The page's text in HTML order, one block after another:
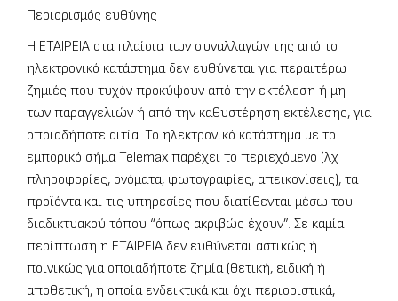
Περιορισμός ευθύνης
Η ΕΤΑΙΡΕΙΑ στα πλαίσια των συναλλαγών της από το
ηλεκτρονικό κατάστημα δεν ευθύνεται για περαιτέρω
ζημιές που τυχόν προκύψουν από την εκτέλεση ή μη
των παραγγελιών ή από την καθυστέρηση εκτέλεσης, για
οποιαδήποτε αιτία. Το ηλεκτρονικό κατάστημα με το
εμπορικό σήμα Telemax παρέχει το περιεχόμενο (λχ
πληροφορίες, ονόματα, φωτογραφίες, απεικονίσεις), τα
προϊόντα και τις υπηρεσίες που διατίθενται μέσω του
διαδικτυακού τόπου “όπως ακριβώς έχουν”. Σε καμία
περίπτωση η ΕΤΑΙΡΕΙΑ δεν ευθύνεται αστικώς ή
ποινικώς για οποιαδήποτε ζημία (θετική, ειδική ή
αποθετική, η οποία ενδεικτικά και όχι περιοριστικά,